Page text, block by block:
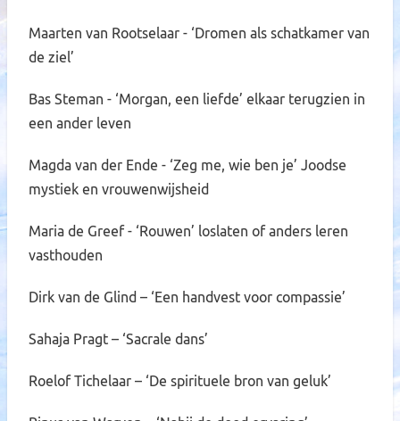
Maarten van Rootselaar - ‘Dromen als schatkamer van
de ziel’
Bas Steman - ‘Morgan, een liefde’ elkaar terugzien in
een ander leven
Magda van der Ende - ‘Zeg me, wie ben je’ Joodse
mystiek en vrouwenwijsheid
Maria de Greef - ‘Rouwen’ loslaten of anders leren
vasthouden
Dirk van de Glind – ‘Een handvest voor compassie’
Sahaja Pragt – ‘Sacrale dans’
Roelof Tichelaar – ‘De spirituele bron van geluk’